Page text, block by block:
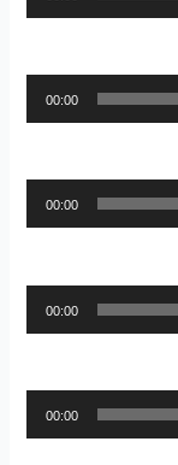
00:00
00:00
00:00
00:00